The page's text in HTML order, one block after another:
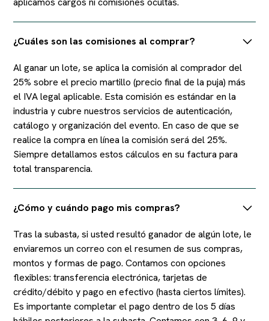
¿Cuáles son las comisiones al comprar?
Al ganar un lote, se aplica la comisión al comprador del
25% sobre el precio martillo (precio final de la puja) más
el IVA legal aplicable. Esta comisión es estándar en la
industria y cubre nuestros servicios de autenticación,
catálogo y organización del evento. En caso de que se
realice la compra en línea la comisión será del 25%.
Siempre detallamos estos cálculos en su factura para
total transparencia.
¿Cómo y cuándo pago mis compras?
Tras la subasta, si usted resultó ganador de algún lote, le
enviaremos un correo con el resumen de sus compras,
montos y formas de pago. Contamos con opciones
flexibles: transferencia electrónica, tarjetas de
crédito/débito y pago en efectivo (hasta ciertos límites).
Es importante completar el pago dentro de los 5 días